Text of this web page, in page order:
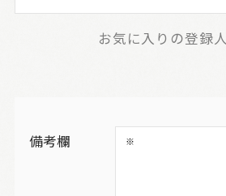
お気に入りの登録
備考欄